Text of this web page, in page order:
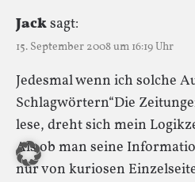
Jacksagt:
15. September 2008 um 16:19 Uhr
Jedesmal wenn ich solche
Schlagwörtern“Die
lese, dreht sich mein
Als ob man seine
nur von kuriosen